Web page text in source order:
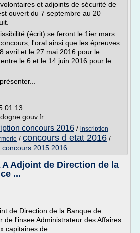
et adjoints de sécurité de
ouvert du 7 septembre au 20
(écrit) se feront le 1ier mars
l'oral ainsi que les épreuves
avril et le 27 mai 2016 pour le
le 6 et le 14 juin 2016 pour le
concours 2016 / inscription
/ concours d etat 2016 /
concours 2015 2016
A Adjoint de Direction de la
...
de Direction de la Banque de
de l'insee Administrateur des Affaires
capitaines de